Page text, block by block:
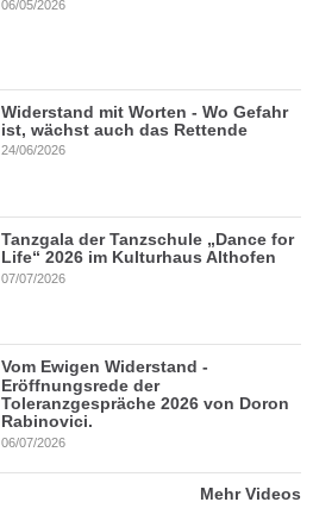
06/05/2026
Widerstand mit Worten - Wo Gefahr
ist, wächst auch das Rettende
24/06/2026
Tanzgala der Tanzschule „Dance for
Life“ 2026 im Kulturhaus Althofen
07/07/2026
Vom Ewigen Widerstand -
Eröffnungsrede der
Toleranzgespräche 2026 von Doron
Rabinovici.
06/07/2026
Mehr Videos